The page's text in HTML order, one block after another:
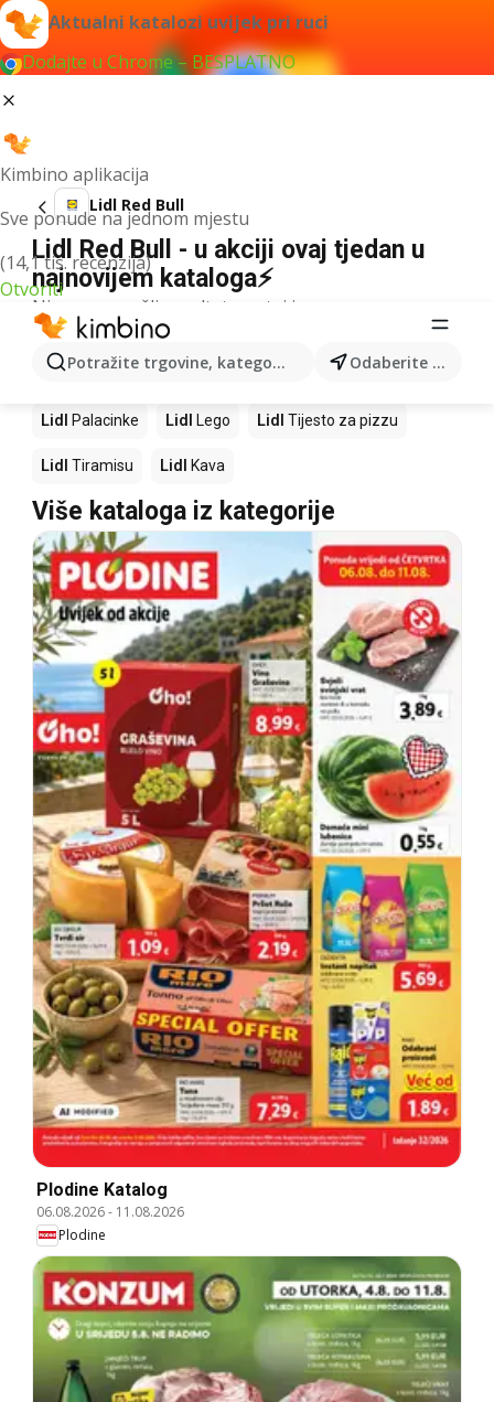
Aktualni katalozi uvijek pri ruci
Dodajte u Chrome – BESPLATNO
Kimbino aplikacija
Sve ponude na jednom mjestu
(14,1 tis. recenzija)
Otvoriti
Potražite trgovine, kategorije, proizvode... Odaberite grad
Lidl Red Bull
Lidl Red Bull - u akciji ovaj tjedan u
najnovijem kataloga⚡
Nismo pronašli rezultate za taj izraz.
Slijedeći proizvodi u trgovinama Lidl
Lidl Lidl Pizza Lidl Cheesecake
Lidl Palacinke Lidl Lego Lidl Tijesto za pizzu
Lidl Tiramisu Lidl Kava
Više kataloga iz kategorije
Plodine Katalog
06.08.2026- 11.08.2026
Plodine